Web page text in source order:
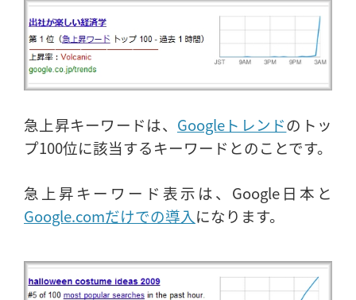
急上昇キーワードは、 Googleトレンドのトッ
プ100位に該当するキーワードとのことです。
急上昇キーワード表示は、Google日本と
Google.comだけでの導入になります。